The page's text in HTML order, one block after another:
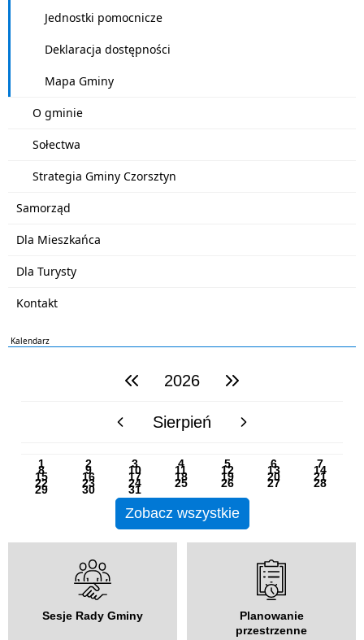
Jednostki pomocnicze
Deklaracja dostępności
Mapa Gminy
O gminie
Sołectwa
Strategia Gminy Czorsztyn
Samorząd
Dla Mieszkańca
Dla Turysty
Kontakt
Kalendarz
poprzedni rok2026 następny rok
poprzedni miesiącSierpień następny miesiąc
1 2 3 4 5 6 7
8 9 10 11 12 13 14
15 16 17 18 19 20 21
22 23 24 25 26 27 28
29 30 31
Zobacz wszystkie
Sesje Rady Gminy
Planowanie
przestrzenne